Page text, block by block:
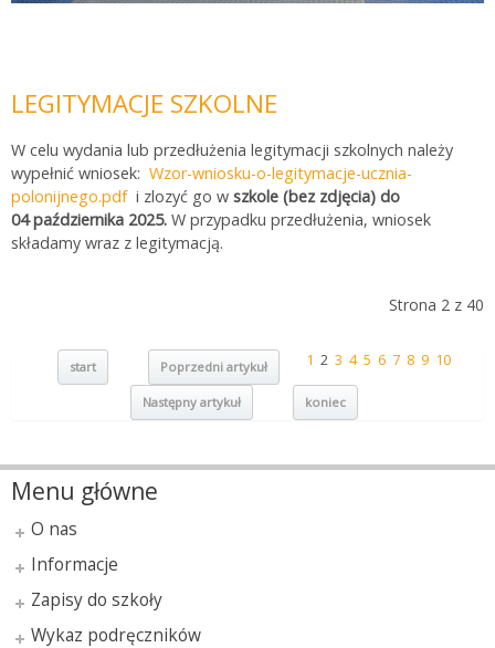
LEGITYMACJE SZKOLNE
W celu wydania lub przedłużenia legitymacji szkolnych należy
wypełnić wniosek: Wzor-wniosku-o-legitymacje-ucznia-
polonijnego.pdfi zlozyć go w szkole (bez zdjęcia) do
04 października 2025. W przypadku przedłużenia, wniosek
składamy wraz z legitymacją.
Strona 2 z 40
start Poprzedni artykuł 1 2 3 4 5 6 7 8 9 10
Następny artykuł koniec
Menu główne
O nas
Informacje
Zapisy do szkoły
Wykaz podręczników